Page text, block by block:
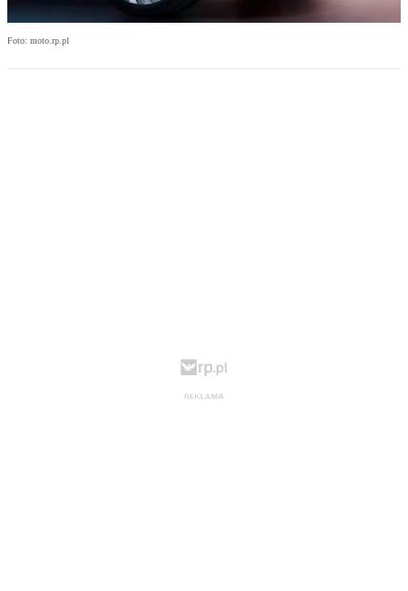
Foto: moto.rp.pl